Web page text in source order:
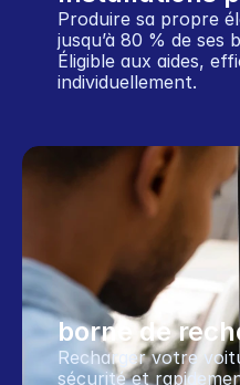
Produire sa propre
jusqu’à 80 % de ses
Éligible aux aides,
individuellement.
borne de
Recharger votre
sécurité et